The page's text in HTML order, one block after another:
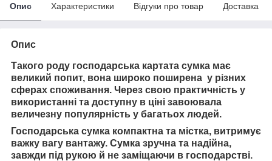
Опис Характеристики Відгуки про товар Доставка
Опис
Такого роду господарська картата сумка має
великий попит, вона широко поширена у різних
сферах споживання. Через свою практичність у
використанні та доступну в ціні завоювала
величезну популярність у багатьох людей.
Господарська сумка компактна та містка, витримує
важку вагу вантажу. Сумка зручна та надійна,
завжди під рукою й не заміщаючи в господарстві.